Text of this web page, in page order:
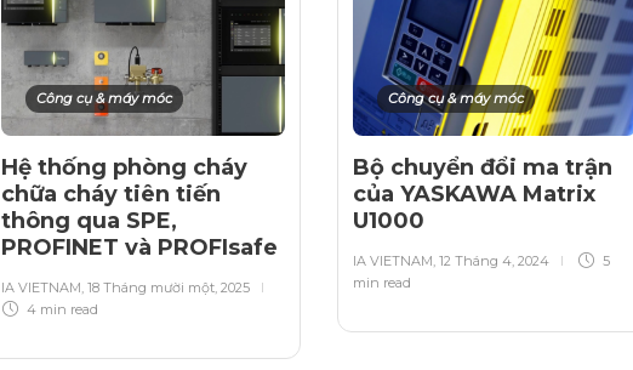
Công cụ & máy móc
Hệ thống phòng cháy
chữa cháy tiên tiến
thông qua SPE,
PROFINET và PROFIsafe
IA VIETNAM, 18 Tháng mười một, 2025
4 min read
Công cụ & máy móc
Bộ chuyển đổi ma trận
của YASKAWA Matrix
U1000
IA VIETNAM, 12 Tháng 4, 2024
5
min read